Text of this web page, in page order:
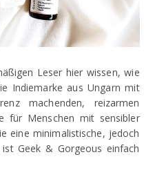
Leser hier wissen, wie
Indiemarke aus Ungarn mit
machenden, reizarmen
für Menschen mit sensibler
eine minimalistische, jedoch
Geek & Gorgeous einfach